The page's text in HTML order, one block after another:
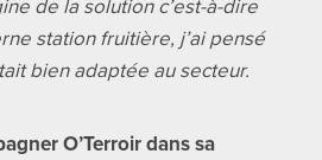
de la solution c’est-à-dire
station fruitière, j’ai pensé
bien adaptée au secteur.
O’Terroir dans sa